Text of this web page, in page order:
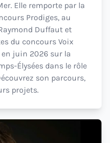
Elle remporte par la
Prodiges, au
Duffaut et
du concours Voix
en juin 2026 sur la
Élysées dans le rôle
son parcours,
projets.